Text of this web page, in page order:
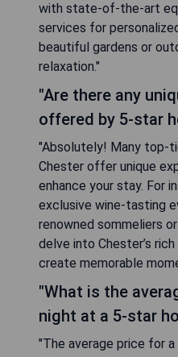
with state-of-the-art
services for
beautiful gardens or
relaxation."
"Are there any
offered by 5-star
"Absolutely! Many top-
Chester offer unique
enhance your stay. For
exclusive wine-tasting
renowned sommeliers
delve into Chester’s
create memorable
"What is the
night at a 5-star
"The average price for